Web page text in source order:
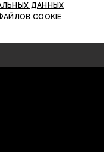
ДАННЫХ
COOKIE